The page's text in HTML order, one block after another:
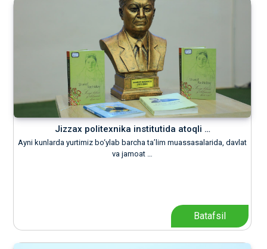
Jizzax politexnika institutida atoqli …
Ayni kunlarda yurtimiz bo‘ylab barcha ta’lim muassasalarida, davlat
va jamoat …
Batafsil